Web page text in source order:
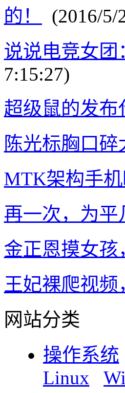
的！
(2016/5/
说说电竞女
7:15:27)
超级鼠的发
陈光标胸口碎
MTK架构手
再一次，为平
金正恩摸女孩
王妃裸爬视
网站分类
操作系统
Linux